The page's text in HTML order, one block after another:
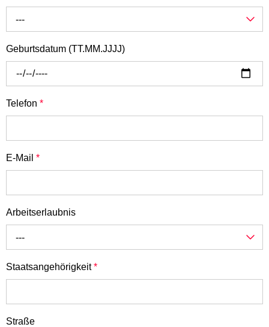
---
Geburtsdatum (TT.MM.JJJJ)
Telefon *
E-Mail *
Arbeitserlaubnis
---
Staatsangehörigkeit*
Straße